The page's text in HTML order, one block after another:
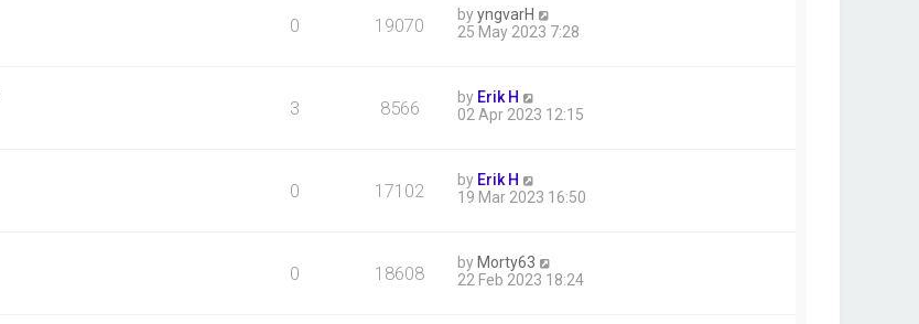
0 19070 byyngvarH
25 May 2023 7:28
3 8566 by Erik H
02 Apr 2023 12:15
0 17102 by Erik H
19 Mar 2023 16:50
0 18608 by Morty63
22 Feb 2023 18:24